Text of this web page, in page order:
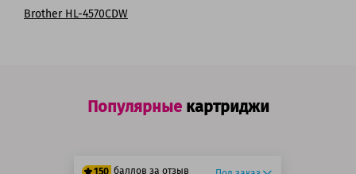
Brother HL-4570CDW
Популярныекартриджи
150 баллов за отзыв